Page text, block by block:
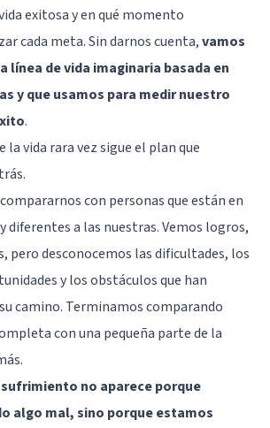
exitosa y en qué momento
cada meta. Sin darnos cuenta,vamos
línea de vida imaginaria basada en
y que usamos para medir nuestro
.
la vida rara vez sigue el plan que
con personas que están en
diferentes a las nuestras. Vemos logros,
pero desconocemos las dificultades, los
y los obstáculos que han
camino. Terminamos comparando
con una pequeña parte de la
no aparece porque
algo mal, sino porque estamos